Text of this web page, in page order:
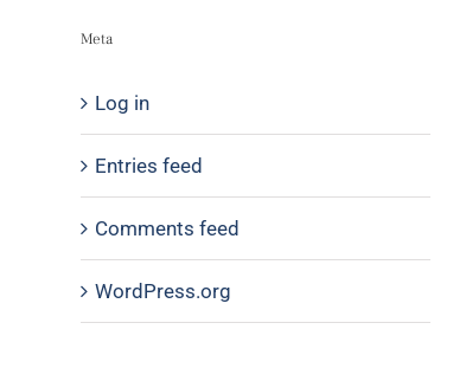
Meta
Log in
Entries feed
Comments feed
WordPress.org